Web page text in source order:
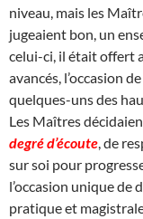
niveau, mais les
jugeaient bon, un
celui-ci, il était offert
avancés, l’occasion
quelques-uns des
Les Maîtres
degré d’écoute , de
sur soi pour
l’occasion unique de
pratique et